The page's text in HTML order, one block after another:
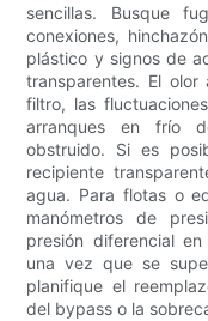
sencillas. Busque
conexiones,
plástico y signos de
transparentes. El
filtro, las
arranques en frío
obstruido. Si es
recipiente
agua. Para flotas o
manómetros de
presión diferencial
una vez que se
planifique el
del bypass o la